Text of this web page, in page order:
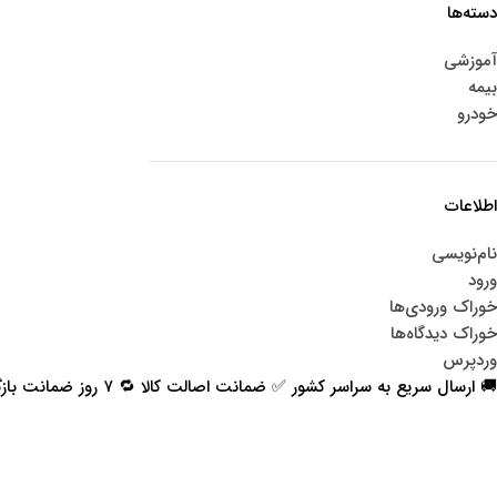
دسته‌ها
آموزشی
بیمه
خودرو
اطلاعات
نام‌نویسی
ورود
خوراک ورودی‌ها
خوراک دیدگاه‌ها
وردپرس
🚚 ارسال سریع به سراسر کشور ✅ ضمانت اصالت کالا 🔁 ۷ روز ضمانت بازگشت 📞 پشتیبانی واقعی